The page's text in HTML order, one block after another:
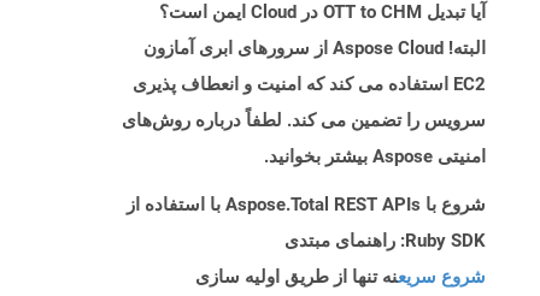
آیا تبدیل OTT to CHM در Cloud ایمن است؟
البته! Aspose Cloud از سرورهای ابری آمازون
EC2 استفاده می کند که امنیت و انعطاف پذیری
سرویس را تضمین می کند. لطفاً درباره روش‌های
امنیتی Aspose بیشتر بخوانید.
شروع با Aspose.Total REST APIs با استفاده از
Ruby SDK: راهنمای مبتدی
شروع سریعنه تنها از طریق اولیه سازی